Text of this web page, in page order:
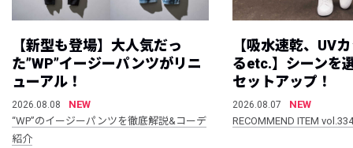
【新型も登場】大人気だっ
た”WP”イージーパンツがリニ
ューアル！
2026.08.08
NEW
“WP”のイージーパンツを徹底解説&コーデ
紹介
【吸水速乾、UV
るetc.】シーンを
セットアップ！
2026.08.07
NEW
RECOMMEND ITEM vol.334